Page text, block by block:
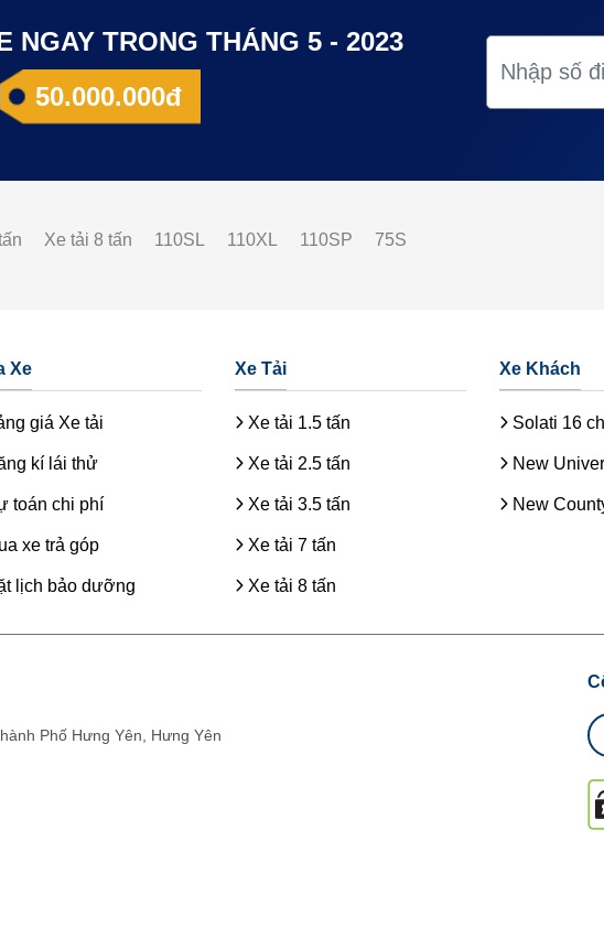
NGAY TRONG THÁNG 5 - 2023
50.000.000đ
Xe tải 8 tấn 110SL 110XL 110SP 75S
Xe
giá Xe tải
kí lái thử
toán chi phí
xe trả góp
lịch bảo dưỡng
Xe Tải
Xe tải 1.5 tấn
Xe tải 2.5 tấn
Xe tải 3.5 tấn
Xe tải 7 tấn
Xe tải 8 tấn
Xe Khách
Solati 16
New
New
Phố Hưng Yên, Hưng Yên